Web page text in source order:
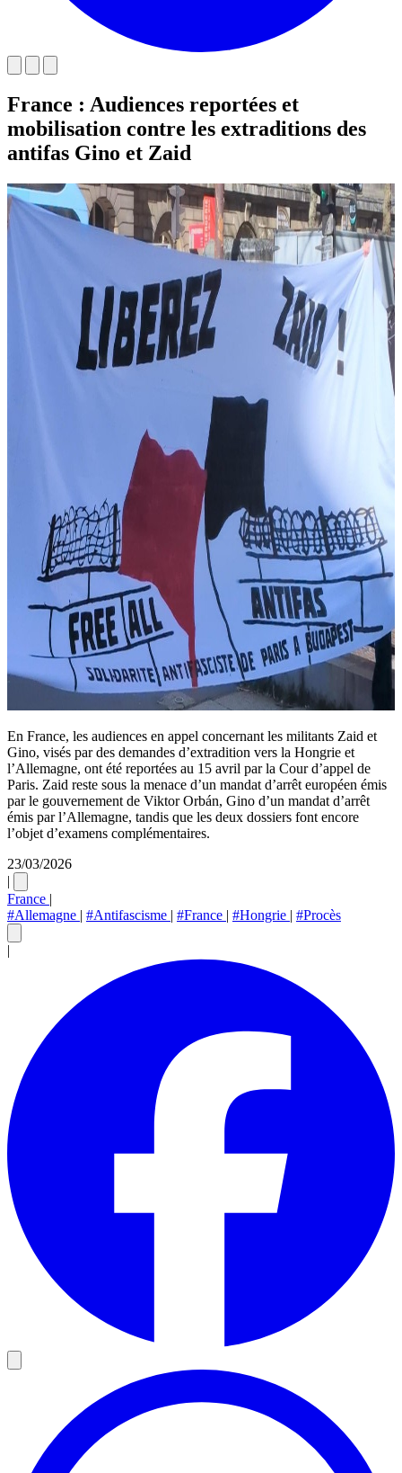
France : Audiences reportées et
mobilisation contre les extraditions des
antifas Gino et Zaid
En France, les audiences en appel concernant les militants Zaid et
Gino, visés par des demandes d’extradition vers la Hongrie et
l’Allemagne, ont été reportées au 15 avril par la Cour d’appel de
Paris. Zaid reste sous la menace d’un mandat d’arrêt européen émis
par le gouvernement de Viktor Orbán, Gino d’un mandat d’arrêt
émis par l’Allemagne, tandis que les deux dossiers font encore
l’objet d’examens complémentaires.
23/03/2026
|
France |
#Allemagne | #Antifascisme | #France | #Hongrie | #Procès
|